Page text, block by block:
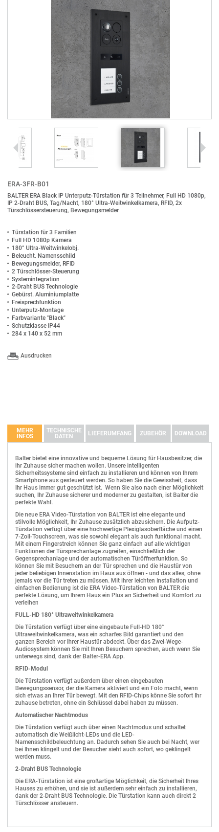
ERA-3FR-B01
BALTER ERA Black IP Unterputz-Türstation für 3 Teilnehmer, Full HD 1080p,
IP 2-Draht BUS, Tag/Nacht, 180° Ultra-Weitwinkelkamera, RFID, 2x
Türschlössersteuerung, Bewegungsmelder
Türstation für 3 Familien
Full HD 1080p Kamera
180° Ultra-Weitwinkelobj.
Beleucht. Namensschild
Bewegungsmelder, RFID
2 Türschlösser-Steuerung
Systemintegration
2-Draht BUS Technologie
Gebürst. Aluminiumplatte
Freisprechfunktion
Unterputz-Montage
Farbvariante "Black"
Schutzklasse IP44
284 x 140 x 52 mm
Ausdrucken
MEHR
INFOS
TECHNISCHE
DATEN
LIEFERUMFANG ZUBEHÖR DOWNLOAD
Balter bietet eine innovative und bequeme Lösung für Hausbesitzer, die
ihr Zuhause sicher machen wollen. Unsere intelligenten
Sicherheitssysteme sind einfach zu installieren und können von Ihrem
Smartphone aus gesteuert werden. So haben Sie die Gewissheit, dass
Ihr Haus immer gut geschützt ist. Wenn Sie also nach einer Möglichkeit
suchen, Ihr Zuhause sicherer und moderner zu gestalten, ist Balter die
perfekte Wahl.
Die neue ERA Video-Türstation von BALTER ist eine elegante und
stilvolle Möglichkeit, Ihr Zuhause zusätzlich abzusichern. Die Aufputz-
Türstation verfügt über eine hochwertige Plexiglasoberfläche und einen
7-Zoll-Touchscreen, was sie sowohl elegant als auch funktional macht.
Mit einem Fingerstreich können Sie ganz einfach auf alle wichtigen
Funktionen der Türsprechanlage zugreifen, einschließlich der
Gegensprechanlage und der automatischen Türöffnerfunktion. So
können Sie mit Besuchern an der Tür sprechen und die Haustür von
jeder beliebigen Innenstation im Haus aus öffnen - und das alles, ohne
jemals vor die Tür treten zu müssen. Mit ihrer leichten Installation und
einfachen Bedienung ist die ERA Video-Türstation von BALTER die
perfekte Lösung, um Ihrem Haus ein Plus an Sicherheit und Komfort zu
verleihen
FULL-HD 180° Ultraweitwinkelkamera
Die Türstation verfügt über eine eingebaute Full-HD 180°
Ultraweitwinkelkamera, was ein scharfes Bild garantiert und den
ganzen Bereich vor Ihrer Haustür abdeckt. Über das Zwei-Wege-
Audiosystem können Sie mit Ihren Besuchern sprechen, auch wenn Sie
unterwegs sind, dank der Balter-ERA App.
RFID-Modul
Die Türstation verfügt außerdem über einen eingebauten
Bewegungssensor, der die Kamera aktiviert und ein Foto macht, wenn
sich etwas an Ihrer Tür bewegt. Mit den RFID-Chips könne Sie sofort Ihr
zuhause betreten, ohne ein Schlüssel dabei haben zu müssen.
Automatischer Nachtmodus
Die Türstation verfügt auch über einen Nachtmodus und schaltet
automatisch die Weißlicht-LEDs und die LED-
Namensschildbeleuchtung an. Dadurch sehen Sie auch bei Nacht, wer
bei Ihnen klingelt und der Besucher sieht auch sofort, wo geklingelt
werden muss.
2-Draht BUS Technologie
Die ERA-Türstation ist eine großartige Möglichkeit, die Sicherheit Ihres
Hauses zu erhöhen, und sie ist außerdem sehr einfach zu installieren,
dank der 2-Draht BUS Technologie. Die Türstation kann auch direkt 2
Türschlösser ansteuern.
Klingeltasten
3
Blickwinkel
180 Grad Ultra-Weitwinkelobjektiv
Montage
Unterputzmontage
Technologie
Kameramodul
180° Weitwinkel, Hochauflösende Full HD
Tag/Nacht Umschaltung
Automatisch/Immer an/Aus
Funktionen
Bewegungsmelder
RFID-Funktion
RFID
Beleuchtetes Namensschild
Ja
Freisprechfunktion
Ja
Mikrofon und Lautsprecher
Integriert
Farbe
Material
Aluminium
Schutzklasse
IP44
Betriebstemperatur
-30°C bis +55°C
Abmessungen Unterputzkasten
273 x 127 x 52 mm
1080p, IP 2-Draht BUS, Tag/Nacht, 180° Ultra-Weitwinkelkamera, RFID,
2x Türschlössersteuerung, Bewegungsmelder - ERA-3FR-B01
Unterputzdose
RFID-Schlüssel
Benutzerhandbuch
HDR-60-24
Schiene
Eingang 85V ~ 264V AC
Ausgabe 24V DC
Leistung 60 Watt
Universaleingang
Niedrige Leerlaufleistung
Isolationsklasse II
Schutz vor Überladung
Schutz vor Kurzschluss
LED-Anzeige
Geschlossene Bauform
Für Innenraumbetrieb
+Zum Vergleich hinzufügen
ERA Benutzerhandbuch v1.4 14.12M
Balter ERA Produktpräsentation 1.1 1.88M Download